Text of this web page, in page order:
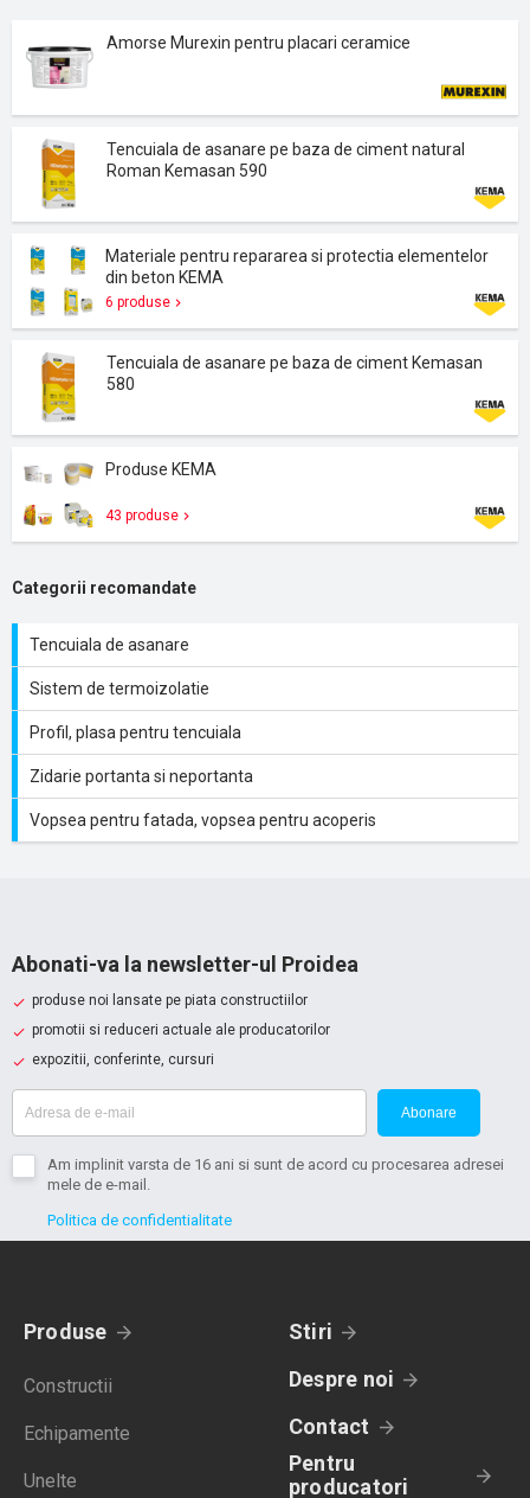
Amorse Murexin pentru placari ceramice
Tencuiala de asanare pe baza de ciment natural
Roman Kemasan 590
Materiale pentru repararea si protectia elementelor
din beton KEMA
6 produse
Tencuiala de asanare pe baza de ciment Kemasan
580
Produse KEMA
43 produse
Categorii recomandate
Tencuiala de asanare
Sistem de termoizolatie
Profil, plasa pentru tencuiala
Zidarie portanta si neportanta
Vopsea pentru fatada, vopsea pentru acoperis
Abonati-va la newsletter-ul Proidea
produse noi lansate pe piata constructiilor
promotii si reduceri actuale ale producatorilor
expozitii, conferinte, cursuri
Abonare
Am implinit varsta de 16 ani si sunt de acord cu procesarea adresei
mele de e-mail.
Politica de confidentialitate
Produse
Constructii
Echipamente
Unelte
Stiri
Despre noi
Contact
Pentru
producatori